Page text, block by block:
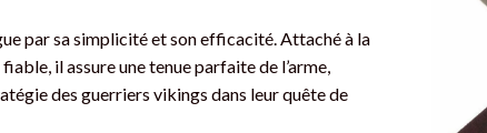
par sa simplicité et son efficacité. Attaché à la
il assure une tenue parfaite de l’arme,
des guerriers vikings dans leur quête de